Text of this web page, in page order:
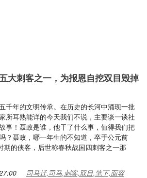
大刺客之一，为报恩自挖双目毁掉
千年的文明传承。在历史的长河中涌现一批
所耳熟能详的今天我们不说，主要谈一谈社
事！聂政是谁，他干了什么事，值得我们把
？聂政，哪一年生的不知道，卒于公元前
期的侠客，后世称春秋战国四刺客之一那
司马迁,司马,刺客,双目,笔下,面容